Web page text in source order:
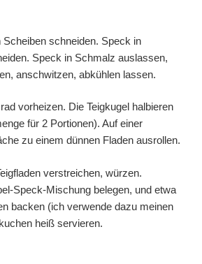
Scheiben schneiden. Speck in
Speck in Schmalz auslassen,
anschwitzen, abkühlen lassen.
vorheizen. Die Teigkugel halbieren
für 2 Portionen). Auf einer
zu einem dünnen Fladen ausrollen.
verstreichen, würzen.
Speck-Mischung belegen, und etwa
backen (ich verwende dazu meinen
heiß servieren.